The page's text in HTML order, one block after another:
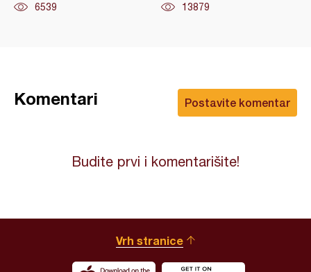
6539 13879
Postavite komentar
Komentari
Budite prvi i komentarišite!
Vrh stranice